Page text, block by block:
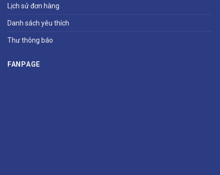
Lịch sử đơn hàng
Danh sách yêu thích
Thư thông báo
FANPAGE